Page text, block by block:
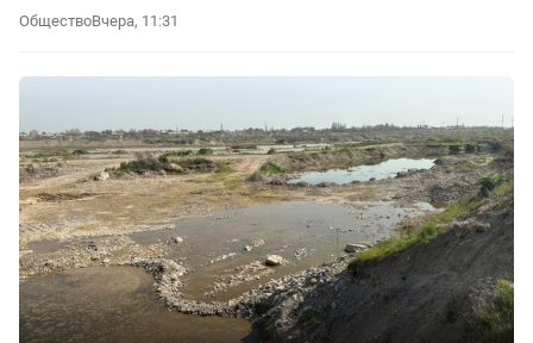
ОбществоВчера, 11:31